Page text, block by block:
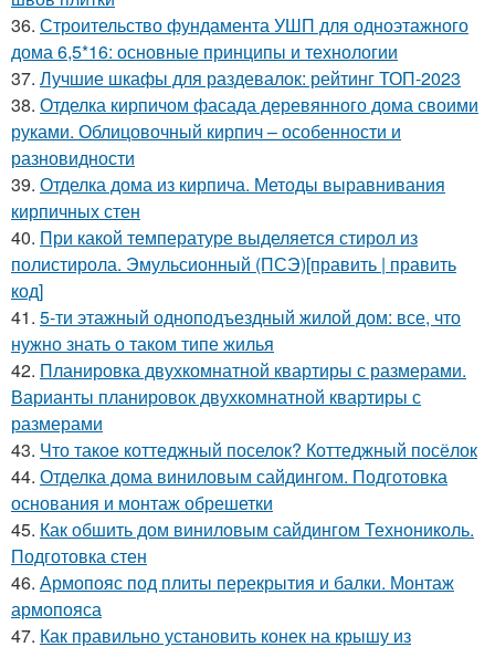
36. Строительство фундамента УШП для одноэтажного
дома 6,5*16: основные принципы и технологии
37. Лучшие шкафы для раздевалок: рейтинг ТОП-2023
38. Отделка кирпичом фасада деревянного дома своими
руками. Облицовочный кирпич – особенности и
разновидности
39. Отделка дома из кирпича. Методы выравнивания
кирпичных стен
40. При какой температуре выделяется стирол из
полистирола. Эмульсионный (ПСЭ)[править | править
код]
41. 5-ти этажный одноподъездный жилой дом: все, что
нужно знать о таком типе жилья
42. Планировка двухкомнатной квартиры с размерами.
Варианты планировок двухкомнатной квартиры с
размерами
43. Что такое коттеджный поселок? Коттеджный посёлок
44. Отделка дома виниловым сайдингом. Подготовка
основания и монтаж обрешетки
45. Как обшить дом виниловым сайдингом Технониколь.
Подготовка стен
46. Армопояс под плиты перекрытия и балки. Монтаж
армопояса
47. Как правильно установить конек на крышу из